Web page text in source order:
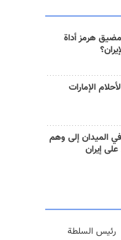
هرمز أداة
الإمارات
الميدان إلى وهم
إيران
رئیس السلطة